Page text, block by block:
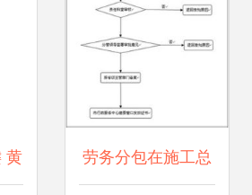
黄 劳务分包在施工总